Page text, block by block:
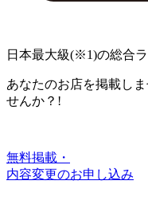
日本最大級(※1)の総合
あなたのお店を掲載しま
せんか？!
無料掲載・
内容変更のお申し込み